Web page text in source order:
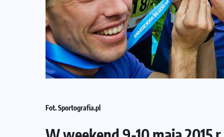
Fot. Sportografia.pl
NADCHODZĄCE IMPREZY WYDARZENIA